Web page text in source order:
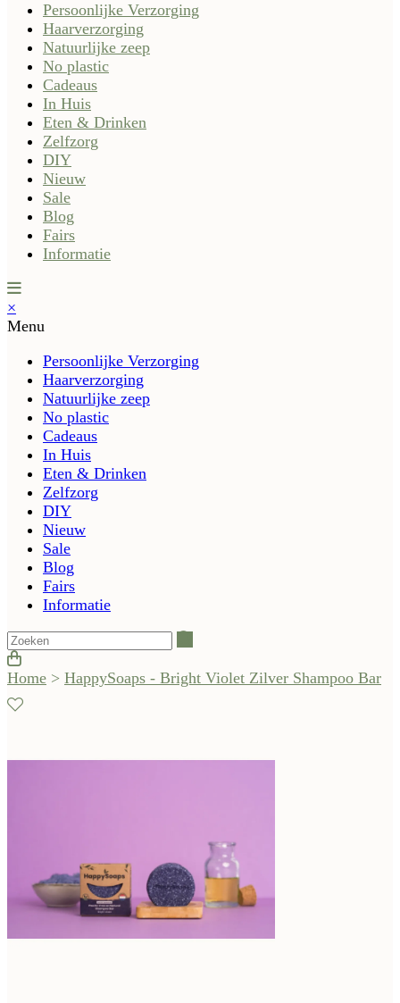
Persoonlijke Verzorging
Haarverzorging
Natuurlijke zeep
No plastic
Cadeaus
In Huis
Eten & Drinken
Zelfzorg
DIY
Nieuw
Sale
Blog
Fairs
Informatie
×
Menu
Persoonlijke Verzorging
Haarverzorging
Natuurlijke zeep
No plastic
Cadeaus
In Huis
Eten & Drinken
Zelfzorg
DIY
Nieuw
Sale
Blog
Fairs
Informatie
Home > HappySoaps - Bright Violet Zilver Shampoo Bar